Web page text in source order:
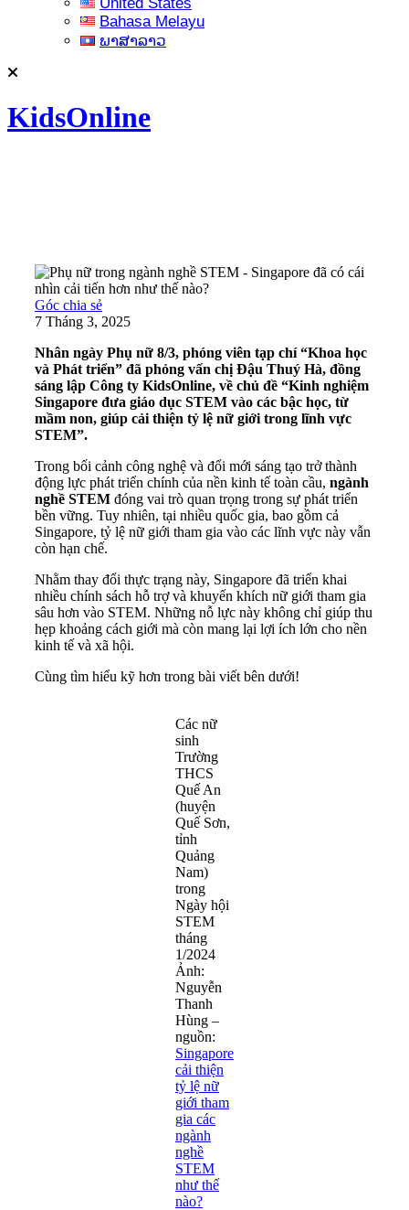
Bahasa Melayu
ພາສາລາວ
KidsOnline
Góc chia sẻ
7 Tháng 3, 2025
Nhân ngày Phụ nữ 8/3, phóng viên tạp chí “Khoa học
và Phát triển” đã phỏng vấn chị Đậu Thuý Hà, đồng
sáng lập Công ty KidsOnline, về chủ đề “Kinh nghiệm
Singapore đưa giáo dục STEM vào các bậc học, từ
mầm non, giúp cải thiện tỷ lệ nữ giới trong lĩnh vực
STEM”.
Trong bối cảnh công nghệ và đổi mới sáng tạo trở thành
động lực phát triển chính của nền kinh tế toàn cầu, ngành
nghề STEM đóng vai trò quan trọng trong sự phát triển
bền vững. Tuy nhiên, tại nhiều quốc gia, bao gồm cả
Singapore, tỷ lệ nữ giới tham gia vào các lĩnh vực này vẫn
còn hạn chế.
Nhằm thay đổi thực trạng này, Singapore đã triển khai
nhiều chính sách hỗ trợ và khuyến khích nữ giới tham gia
sâu hơn vào STEM. Những nỗ lực này không chỉ giúp thu
hẹp khoảng cách giới mà còn mang lại lợi ích lớn cho nền
kinh tế và xã hội.
Cùng tìm hiểu kỹ hơn trong bài viết bên dưới!
Các nữ
sinh
Trường
THCS
Quế An
(huyện
Quế Sơn,
tỉnh
Quảng
Nam)
trong
Ngày hội
STEM
tháng
1/2024
Ảnh:
Nguyễn
Thanh
Hùng –
nguồn:
Singapore
cải thiện
tỷ lệ nữ
giới tham
gia các
ngành
nghề
STEM
như thế
nào?